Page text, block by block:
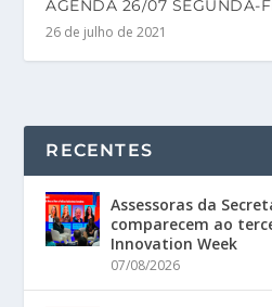
AGENDA 26/07 SEGUNDA-
26 de julho de 2021
RECENTES
Assessoras da
comparecem ao
Innovation Week
07/08/2026